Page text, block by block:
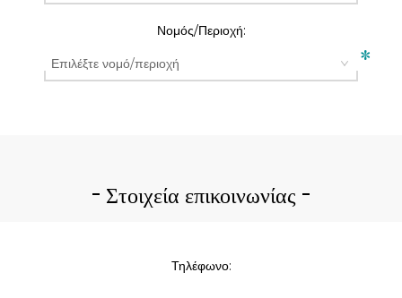
Νομός/Περιοχή:
*
Στοιχεία επικοινωνίας
Τηλέφωνο: